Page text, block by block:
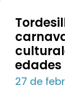
edades
27 de